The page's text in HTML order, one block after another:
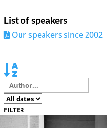
List of speakers
Our speakers since 2002